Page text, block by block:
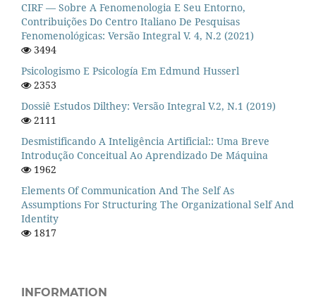
CIRF — Sobre A Fenomenologia E Seu Entorno,
Contribuições Do Centro Italiano De Pesquisas
Fenomenológicas: Versão Integral V. 4, N.2 (2021)
3494
Psicologismo E Psicología Em Edmund Husserl
2353
Dossiê Estudos Dilthey: Versão Integral V.2, N.1 (2019)
2111
Desmistificando A Inteligência Artificial:: Uma Breve
Introdução Conceitual Ao Aprendizado De Máquina
1962
Elements Of Communication And The Self As
Assumptions For Structuring The Organizational Self And
Identity
1817
INFORMATION